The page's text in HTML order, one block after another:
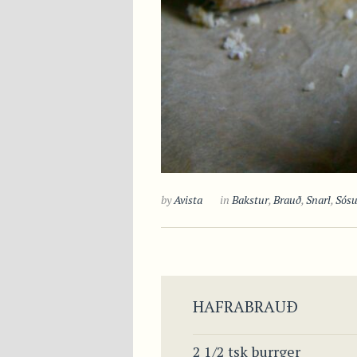
byAvista in Bakstur,Brauð,Snarl,
HAFRABRAUÐ
2 1/2 tsk þurrger